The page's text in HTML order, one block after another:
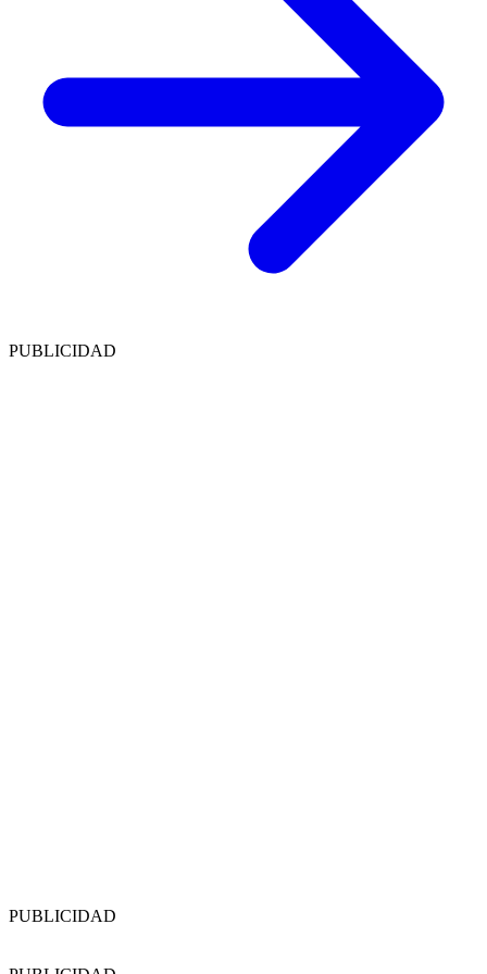
PUBLICIDAD
PUBLICIDAD